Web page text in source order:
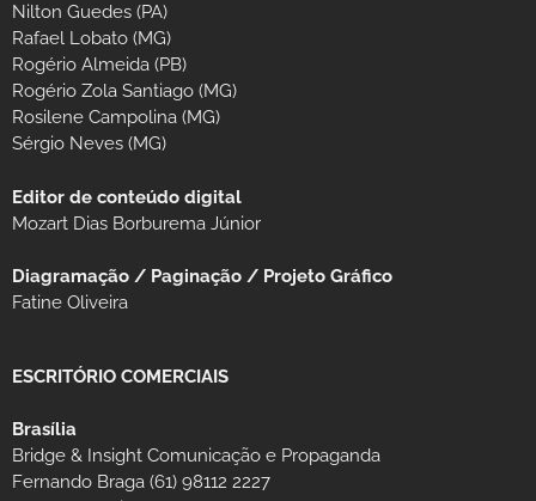
Nilton Guedes (PA)
Rafael Lobato (MG)
Rogério Almeida (PB)
Rogério Zola Santiago (MG)
Rosilene Campolina (MG)
Sérgio Neves (MG)
Editor de conteúdo digital
Mozart Dias Borburema Júnior
Diagramação / Paginação / Projeto Gráfico
Fatine Oliveira
ESCRITÓRIO COMERCIAIS
Brasília
Bridge & Insight Comunicação e Propaganda
Fernando Braga (61) 98112 2227